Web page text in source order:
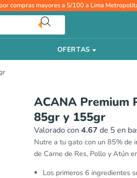
por compras mayores a S/100 a Lima
OFERTAS
ACANA Premium
85gr y 155gr
Valorado con 4.67 de 5 en
Nutre a tu gato con un 85% de
de Carne de Res, Pollo y Atún
Los primeros 6 ingredientes
de
ACANA
Premium
Pate
Beef,
and
85gr
y
155gr
cantidad